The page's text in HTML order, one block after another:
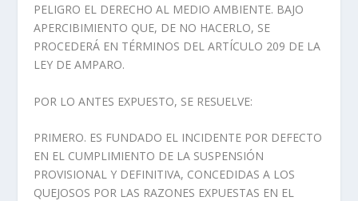
PELIGRO EL DERECHO AL MEDIO AMBIENTE. BAJO
APERCIBIMIENTO QUE, DE NO HACERLO, SE
PROCEDERÁ EN TÉRMINOS DEL ARTÍCULO 209 DE LA
LEY DE AMPARO.
POR LO ANTES EXPUESTO, SE RESUELVE:
PRIMERO. ES FUNDADO EL INCIDENTE POR DEFECTO
EN EL CUMPLIMIENTO DE LA SUSPENSIÓN
PROVISIONAL Y DEFINITIVA, CONCEDIDAS A LOS
QUEJOSOS POR LAS RAZONES EXPUESTAS EN EL